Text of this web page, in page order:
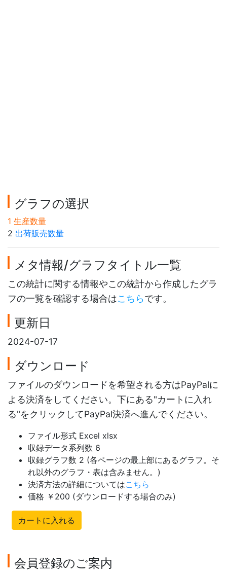
グラフの選択
1 生産数量
2 出荷販売数量
メタ情報/グラフタイトル一覧
この統計に関する情報やこの統計から作成したグラ
フの一覧を確認する場合はこちらです。
更新日
2024-07-17
ダウンロード
ファイルのダウンロードを希望される方はPayPalに
よる決済をしてください。下にある"カートに入れ
る"をクリックしてPayPal決済へ進んでください。
ファイル形式 Excel xlsx
収録データ系列数 6
収録グラフ数 2 (各ページの最上部にあるグラフ。そ
れ以外のグラフ・表は含みません。)
決済方法の詳細についてはこちら
価格 ￥200 (ダウンロードする場合のみ)
カートに入れる
会員登録のご案内